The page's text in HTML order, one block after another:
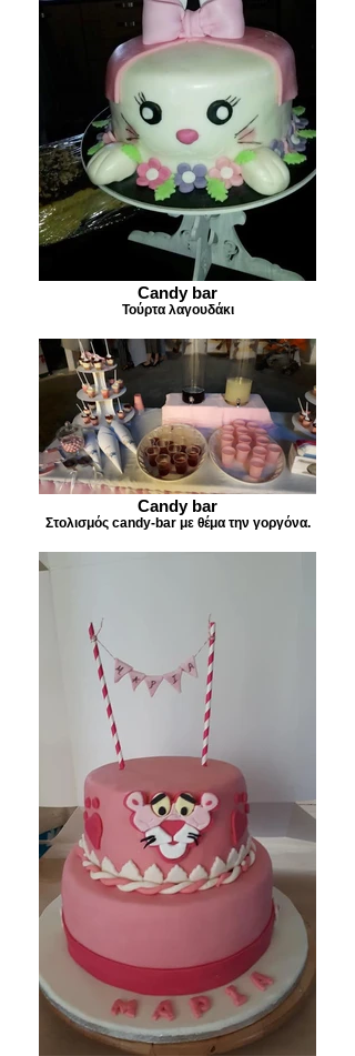
Candy bar
Τούρτα λαγουδάκι
Candy bar
Στολισμός candy-bar με θέμα την γοργόνα.